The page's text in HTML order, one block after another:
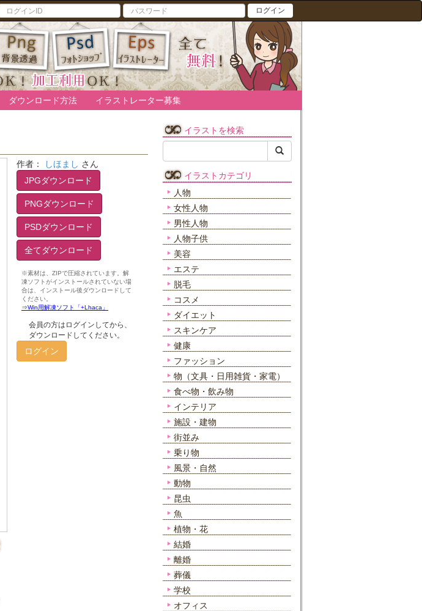
ログイン
ダウンロード方法 イラストレーター募集
作者： しほまし さん
JPGダウンロード
PNGダウンロード
PSDダウンロード
全てダウンロード
会員の方はログインしてから、
ダウンロードしてください。
ログイン
イラストを検索
イラストカテゴリ
人物
女性人物
男性人物
人物子供
美容
エステ
脱毛
コスメ
ダイエット
スキンケア
健康
ファッション
物（文具・日用雑貨・家電）
食べ物・飲み物
インテリア
施設・建物
街並み
乗り物
風景・自然
動物
昆虫
魚
植物・花
結婚
離婚
葬儀
学校
オフィス